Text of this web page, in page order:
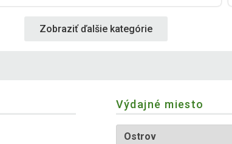
Zobraziť ďalšie kategórie
Výdajné miesto